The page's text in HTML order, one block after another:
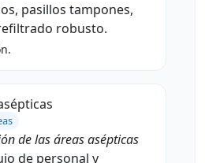
pasillos tampones,
robusto.
de las áreas asépticas
de personal y